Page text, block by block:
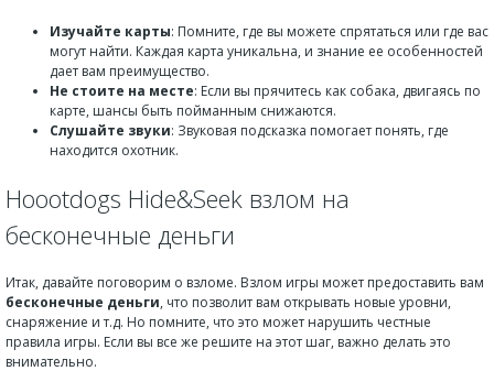
Изучайте карты: Помните, где вы можете спрятаться или где вас
могут найти. Каждая карта уникальна, и знание ее особенностей
дает вам преимущество.
Не стоите на месте: Если вы прячитесь как собака, двигаясь по
карте, шансы быть пойманным снижаются.
Слушайте звуки: Звуковая подсказка помогает понять, где
находится охотник.
Hoootdogs Hide&Seek взлом на
бесконечные деньги
Итак, давайте поговорим о взломе. Взлом игры может предоставить вам
бесконечные деньги, что позволит вам открывать новые уровни,
снаряжение и т.д. Но помните, что это может нарушить честные
правила игры. Если вы все же решите на этот шаг, важно делать это
внимательно.